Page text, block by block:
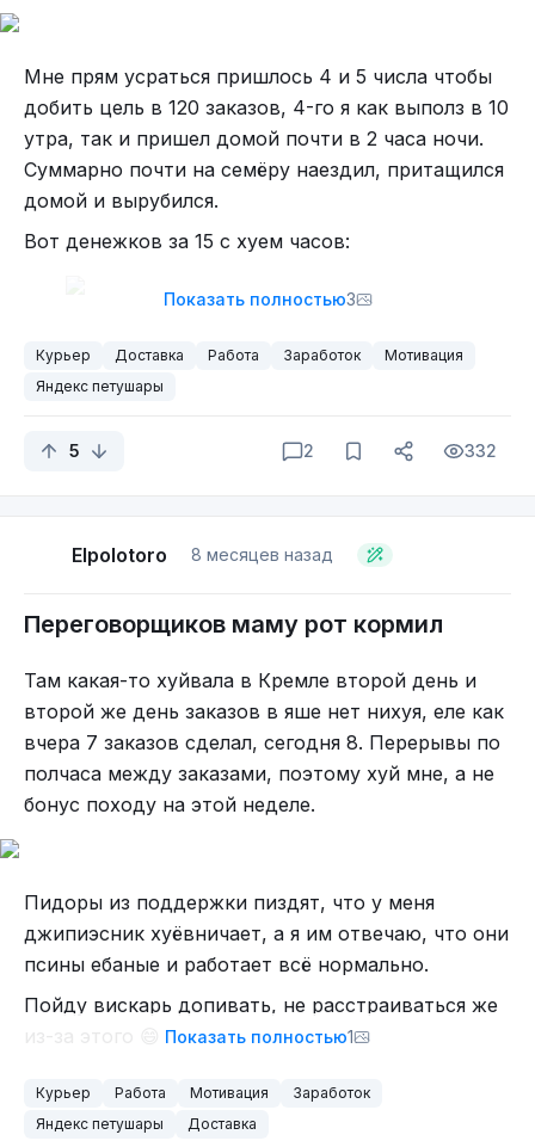
Мне прям усраться пришлось 4 и 5 числа чтобы
добить цель в 120 заказов, 4-го я как выполз в 10
утра, так и пришел домой почти в 2 часа ночи.
Суммарно почти на семёру наездил, притащился
домой и вырубился.
Вот денежков за 15 с хуем часов:
пятому числу, там 17 тыщ будет. И вычтет налоги
из заработка за шестое число.
А я не буду работать шестого, муаххахаха)))))
Хочу обратно 17 как на этой неделе.
Санлайта, которая ювелирка такая. Кинул его в
заказ забрал. Потом еще за одним заказом, там
тоже забрал. Потом второй и третий заказ отвез,
потом уже в последнюю очередь Яша сказал
везти ювелирку. Которая всё это время валялась
в курьерской сумке, которая у меня всегда на
сапфирами. Природными. За дохуя денег.
И она час валялась у меня в сумке, которую я
четыре раза без присмотра на улице оставлял.
Я как охуел, как охуел.
Показать полностью3
Курьер Доставка Работа Заработок
Мотивация
Яндекс петушары
5 2 332
Elpolotoro 8 месяцев назад
Переговорщиков маму рот кормил
Там какая-то хуйвала в Кремле второй день и
второй же день заказов в яше нет нихуя, еле как
вчера 7 заказов сделал, сегодня 8. Перерывы по
полчаса между заказами, поэтому хуй мне, а не
бонус походу на этой неделе.
Пидоры из поддержки пиздят, что у меня
джипиэсник хуёвничает, а я им отвечаю, что они
псины ебаные и работает всё нормально.
Пойду вискарь допивать, не расстраиваться же
Показать полностью1
Курьер Работа Мотивация
Заработок
Яндекс петушары
Доставка